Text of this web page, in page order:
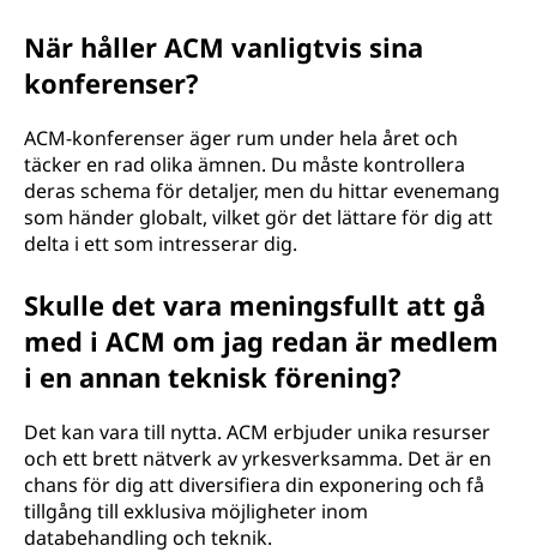
När håller ACM vanligtvis sina
konferenser?
ACM-konferenser äger rum under hela året och
täcker en rad olika ämnen. Du måste kontrollera
deras schema för detaljer, men du hittar evenemang
som händer globalt, vilket gör det lättare för dig att
delta i ett som intresserar dig.
Skulle det vara meningsfullt att gå
med i ACM om jag redan är medlem
i en annan teknisk förening?
Det kan vara till nytta. ACM erbjuder unika resurser
och ett brett nätverk av yrkesverksamma. Det är en
chans för dig att diversifiera din exponering och få
tillgång till exklusiva möjligheter inom
databehandling och teknik.